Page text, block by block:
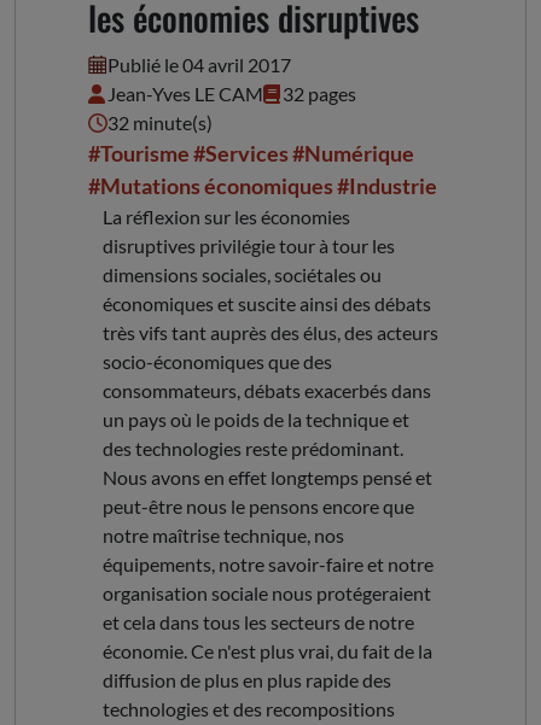
les économies disruptives
Publié le 04 avril 2017
Jean-Yves LE CAM
32 pages
32 minute(s)
#Tourisme#Services#Numérique
#Mutations économiques#Industrie
La réflexion sur les économies
disruptives privilégie tour à tour les
dimensions sociales, sociétales ou
économiques et suscite ainsi des débats
très vifs tant auprès des élus, des acteurs
socio-économiques que des
consommateurs, débats exacerbés dans
un pays où le poids de la technique et
des technologies reste prédominant.
Nous avons en effet longtemps pensé et
peut-être nous le pensons encore que
notre maîtrise technique, nos
équipements, notre savoir-faire et notre
organisation sociale nous protégeraient
et cela dans tous les secteurs de notre
économie. Ce n'est plus vrai, du fait de la
diffusion de plus en plus rapide des
technologies et des recompositions